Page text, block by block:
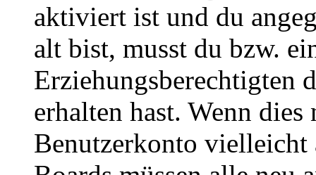
aktiviert ist und du
alt bist, musst du bzw.
Erziehungsberechtigten
erhalten hast. Wenn
Benutzerkonto